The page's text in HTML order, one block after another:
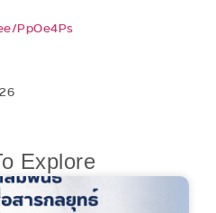
PpOe4Ps
Explore